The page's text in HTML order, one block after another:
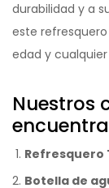
durabilidad y a
este
edad y
Nuestros
Refresquero
Botella de